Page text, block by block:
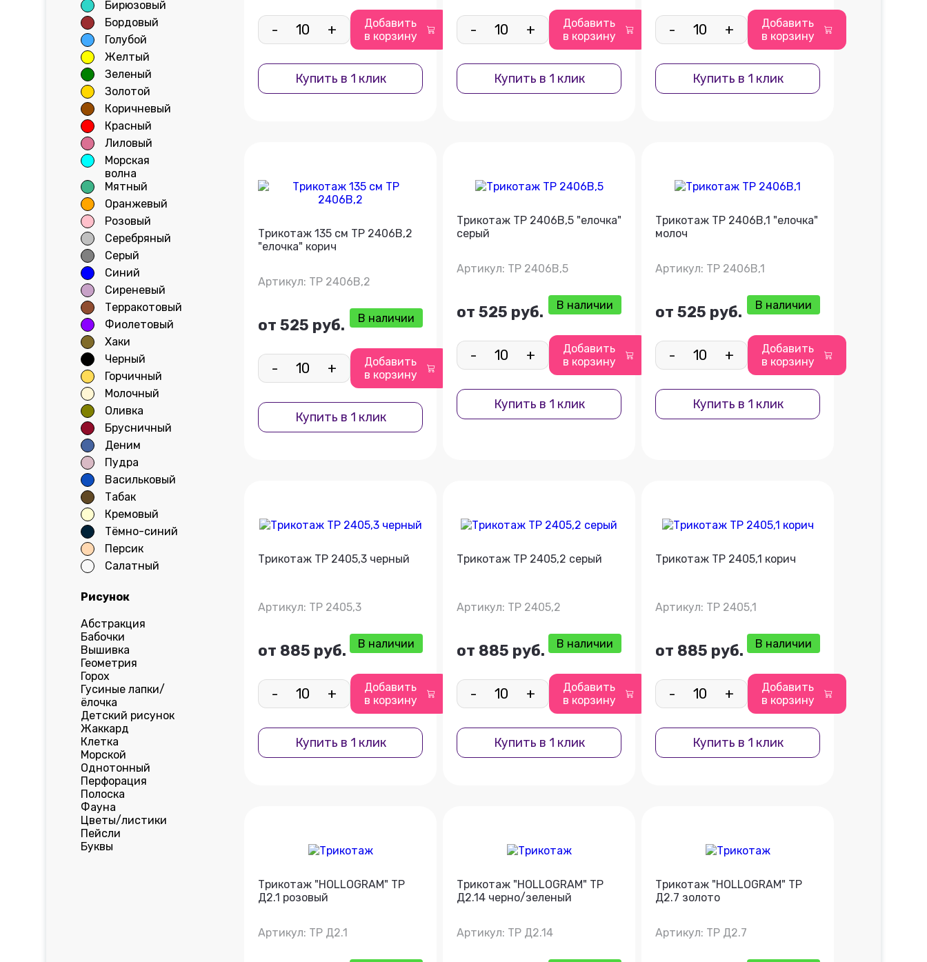
Бирюзовый
Бордовый
Голубой
Желтый
Зеленый
Золотой
Коричневый
Красный
Лиловый
Морская
волна
Мятный
Оранжевый
Розовый
Серебряный
Серый
Синий
Сиреневый
Терракотовый
Фиолетовый
Хаки
Черный
Горчичный
Молочный
Оливка
Брусничный
Деним
Пудра
Васильковый
Табак
Кремовый
Тёмно-синий
Персик
Салатный
Рисунок
Абстракция
Бабочки
Вышивка
Геометрия
Горох
Гусиные лапки/
ёлочка
Детский рисунок
Жаккард
Клетка
Морской
Однотонный
Перфорация
Полоска
Фауна
Цветы/листики
Пейсли
Буквы
- +
Добавить
в корзину
Купить в 1 клик
- +
Добавить
в корзину
Купить в 1 клик
- +
Добавить
в корзину
Купить в 1 клик
Трикотаж 135 см ТР 2406В,2
"елочка" корич
Артикул: ТР 2406В,2
от 525 руб. В наличии
- +
Добавить
в корзину
Купить в 1 клик
Трикотаж ТР 2406В,5 "елочка"
серый
Артикул: ТР 2406В,5
от 525 руб. В наличии
- +
Добавить
в корзину
Купить в 1 клик
Трикотаж ТР 2406В,1 "елочка"
молоч
Артикул: ТР 2406В,1
от 525 руб. В наличии
- +
Добавить
в корзину
Купить в 1 клик
Трикотаж ТР 2405,3 черный
Артикул: ТР 2405,3
от 885 руб. В наличии
- +
Добавить
в корзину
Купить в 1 клик
Трикотаж ТР 2405,2 серый
Артикул: ТР 2405,2
от 885 руб. В наличии
- +
Добавить
в корзину
Купить в 1 клик
Трикотаж ТР 2405,1 корич
Артикул: ТР 2405,1
от 885 руб. В наличии
- +
Добавить
в корзину
Купить в 1 клик
Трикотаж "HOLLOGRAM" ТР
Д2.1 розовый
Артикул: ТР Д2.1
Трикотаж "HOLLOGRAM" ТР
Д2.14 черно/зеленый
Артикул: ТР Д2.14
Трикотаж "HOLLOGRAM" ТР
Д2.7 золото
Артикул: ТР Д2.7